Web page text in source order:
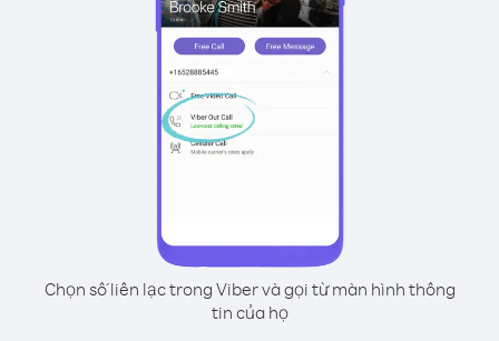
Chọn số liên lạc trong Viber và gọi từ màn hình thông
tin của họ